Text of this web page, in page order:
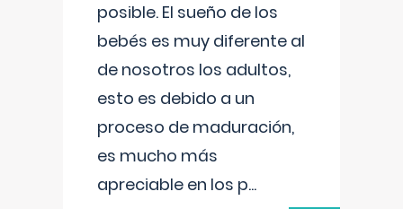
posible. El sueño de los
bebés es muy diferente al
de nosotros los adultos,
esto es debido a un
proceso de maduración,
es mucho más
apreciable en los p...